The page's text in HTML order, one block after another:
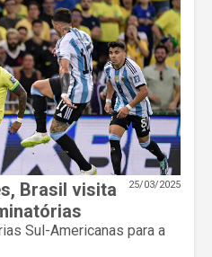
25/03/2025
Brasil visita
Sul-Americanas para a